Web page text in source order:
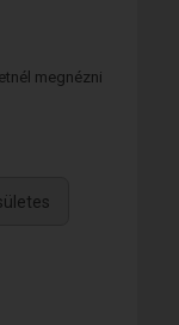
megnézni